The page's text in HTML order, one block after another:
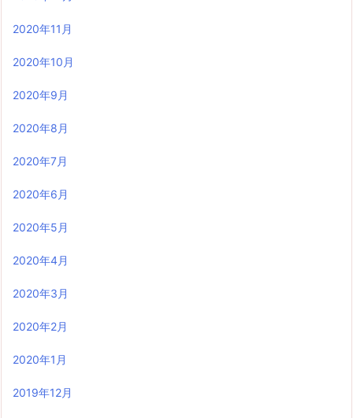
2020年11月
2020年10月
2020年9月
2020年8月
2020年7月
2020年6月
2020年5月
2020年4月
2020年3月
2020年2月
2020年1月
2019年12月